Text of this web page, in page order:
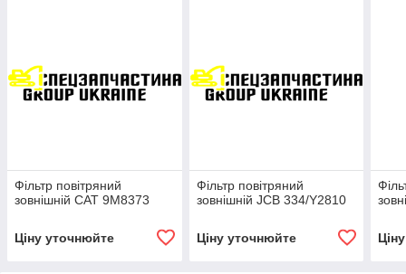
Фільтр повітряний
зовнішній CAT 9M8373
Ціну уточнюйте
Фільтр повітряний
зовнішній JCB 334/Y2810
Ціну уточнюйте